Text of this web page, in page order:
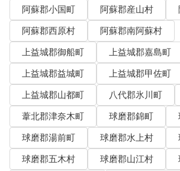
阿蘇郡小国町
阿蘇郡産山村
阿蘇郡西原村
阿蘇郡南阿蘇村
上益城郡御船町
上益城郡嘉島町
上益城郡益城町
上益城郡甲佐町
上益城郡山都町
八代郡氷川町
葦北郡津奈木町
球磨郡錦町
球磨郡湯前町
球磨郡水上村
球磨郡五木村
球磨郡山江村